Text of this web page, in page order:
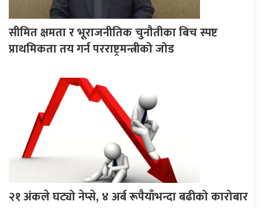
सीमित क्षमता र भूराजनीतिक चुनौतीका बिच स्पष्ट
प्राथमिकता तय गर्न परराष्ट्रमन्त्रीको जोड
२१ अंकले घट्यो नेप्से, ४ अर्ब रूपैयाँभन्दा बढीको कारोबार